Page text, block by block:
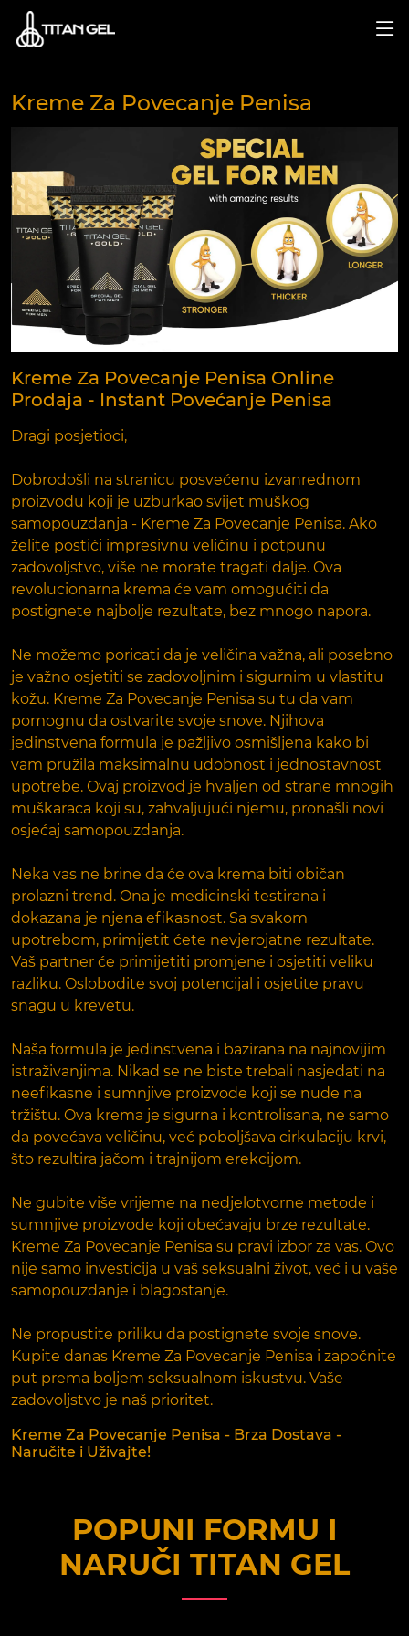
Kreme Za Povecanje Penisa
Kreme Za Povecanje Penisa Online
Prodaja - Instant Povećanje Penisa
Dragi posjetioci,
Dobrodošli na stranicu posvećenu izvanrednom
proizvodu koji je uzburkao svijet muškog
samopouzdanja - Kreme Za Povecanje Penisa. Ako
želite postići impresivnu veličinu i potpunu
zadovoljstvo, više ne morate tragati dalje. Ova
revolucionarna krema će vam omogućiti da
postignete najbolje rezultate, bez mnogo napora.
Ne možemo poricati da je veličina važna, ali posebno
je važno osjetiti se zadovoljnim i sigurnim u vlastitu
kožu. Kreme Za Povecanje Penisa su tu da vam
pomognu da ostvarite svoje snove. Njihova
jedinstvena formula je pažljivo osmišljena kako bi
vam pružila maksimalnu udobnost i jednostavnost
upotrebe. Ovaj proizvod je hvaljen od strane mnogih
muškaraca koji su, zahvaljujući njemu, pronašli novi
osjećaj samopouzdanja.
Neka vas ne brine da će ova krema biti običan
prolazni trend. Ona je medicinski testirana i
dokazana je njena efikasnost. Sa svakom
upotrebom, primijetit ćete nevjerojatne rezultate.
Vaš partner će primijetiti promjene i osjetiti veliku
razliku. Oslobodite svoj potencijal i osjetite pravu
snagu u krevetu.
Naša formula je jedinstvena i bazirana na najnovijim
istraživanjima. Nikad se ne biste trebali nasjedati na
neefikasne i sumnjive proizvode koji se nude na
tržištu. Ova krema je sigurna i kontrolisana, ne samo
da povećava veličinu, već poboljšava cirkulaciju krvi,
što rezultira jačom i trajnijom erekcijom.
Ne gubite više vrijeme na nedjelotvorne metode i
sumnjive proizvode koji obećavaju brze rezultate.
Kreme Za Povecanje Penisa su pravi izbor za vas. Ovo
nije samo investicija u vaš seksualni život, već i u vaše
samopouzdanje i blagostanje.
Ne propustite priliku da postignete svoje snove.
Kupite danas Kreme Za Povecanje Penisa i započnite
put prema boljem seksualnom iskustvu. Vaše
zadovoljstvo je naš prioritet.
Kreme Za Povecanje Penisa - Brza Dostava -
Naručite i Uživajte!
POPUNI FORMU I
NARUČI TITAN GEL